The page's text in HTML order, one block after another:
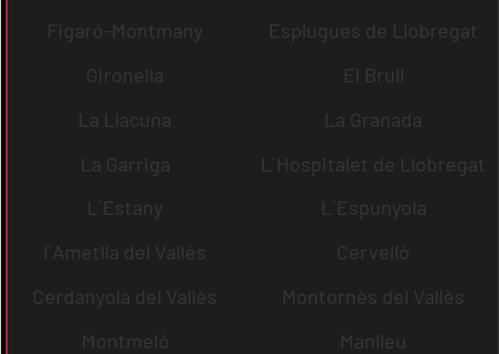
Figaró-Montmany
Esplugues de Llobregat
Gironella
El Brull
La Llacuna
La Granada
La Garriga
L´Hospitalet de Llobregat
L´Estany
L´Espunyola
l´Ametlla del Vallès
Cervelló
Cerdanyola del Vallès
Montornès del Vallès
Montmeló
Manlleu